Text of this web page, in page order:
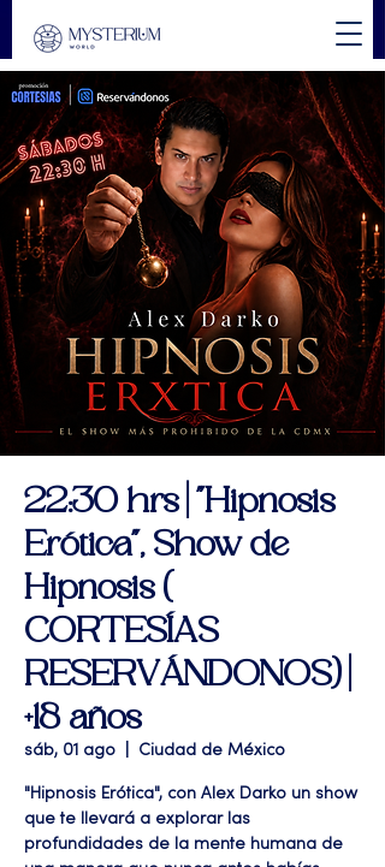
22:30 hrs | "Hipnosis
Erótica", Show de
Hipnosis (
CORTESÍAS
RESERVÁNDONOS) |
+18 años
sáb, 01 ago Ciudad de México
"Hipnosis Erótica", con Alex Darko un show
que te llevará a explorar las
profundidades de la mente humana de